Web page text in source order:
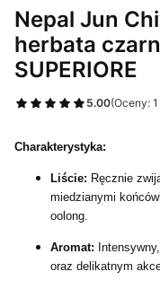
Nepal Jun
herbata
SUPERIORE
5.00(Oceny:
Charakterystyka:
Liście: Ręcznie
miedzianymi
oolong.
Aromat:
oraz delikatnym